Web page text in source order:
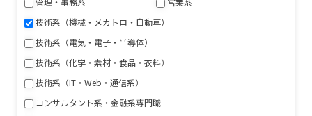
技術系（機械・メカトロ・自動車）
技術系（電気・電子・半導体）
技術系（化学・素材・食品・衣料）
技術系（IT・Web・通信系）
コンサルタント系・金融系専門職